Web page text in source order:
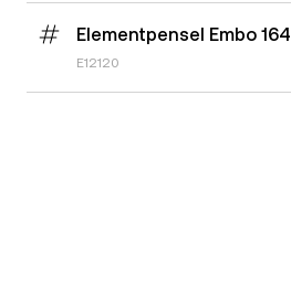
Elementpensel Embo 164
E12120